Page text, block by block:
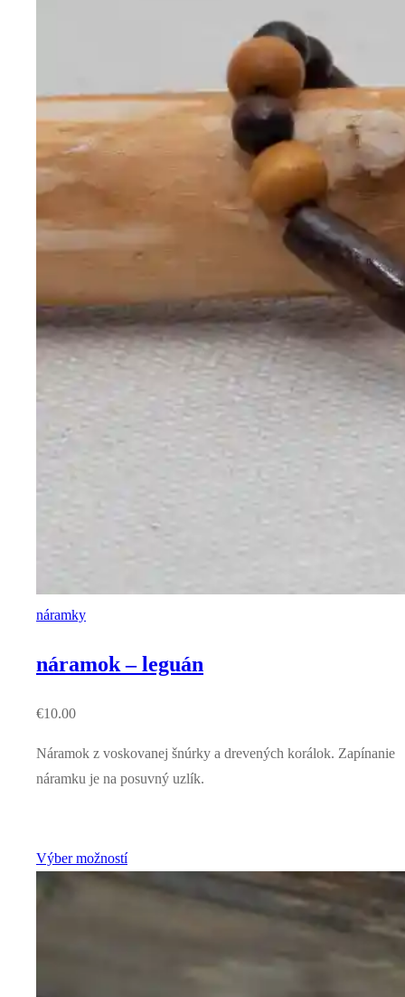
náramky
náramok – leguán
€10.00
Náramok z voskovanej šnúrky a drevených korálok. Zapínanie
náramku je na posuvný uzlík.
Výber možností